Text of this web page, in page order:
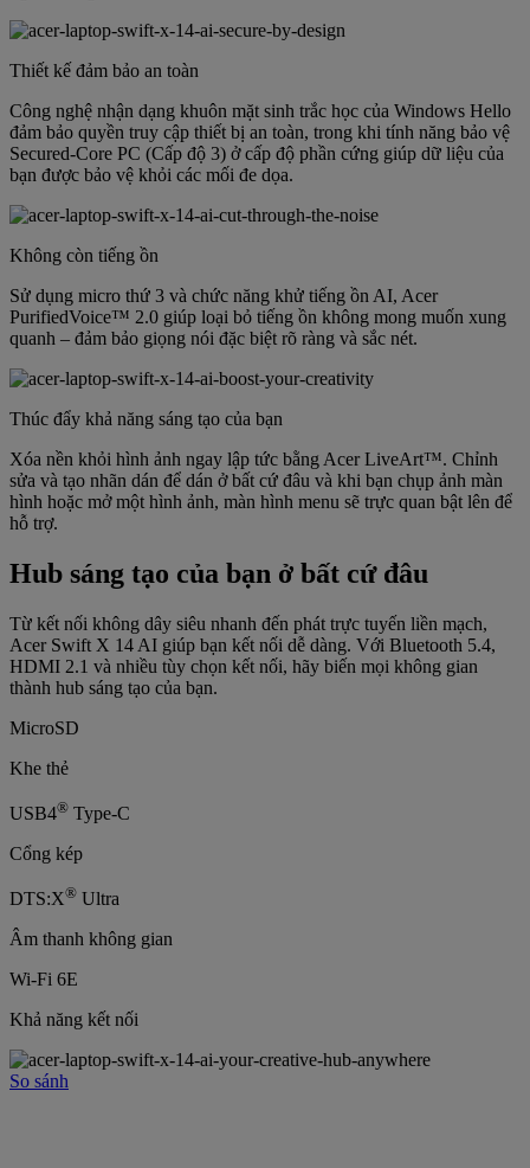
Thiết kế đảm bảo an toàn
Công nghệ nhận dạng khuôn mặt sinh trắc học của Windows Hello
đảm bảo quyền truy cập thiết bị an toàn, trong khi tính năng bảo vệ
Secured-Core PC (Cấp độ 3) ở cấp độ phần cứng giúp dữ liệu của
bạn được bảo vệ khỏi các mối đe dọa.
Không còn tiếng ồn
Sử dụng micro thứ 3 và chức năng khử tiếng ồn AI, Acer
PurifiedVoice™ 2.0 giúp loại bỏ tiếng ồn không mong muốn xung
quanh – đảm bảo giọng nói đặc biệt rõ ràng và sắc nét.
Thúc đẩy khả năng sáng tạo của bạn
Xóa nền khỏi hình ảnh ngay lập tức bằng Acer LiveArt™. Chỉnh
sửa và tạo nhãn dán để dán ở bất cứ đâu và khi bạn chụp ảnh màn
hình hoặc mở một hình ảnh, màn hình menu sẽ trực quan bật lên để
hỗ trợ.
Hub sáng tạo của bạn ở bất cứ đâu
Từ kết nối không dây siêu nhanh đến phát trực tuyến liền mạch,
Acer Swift X 14 AI giúp bạn kết nối dễ dàng. Với Bluetooth 5.4,
HDMI 2.1 và nhiều tùy chọn kết nối, hãy biến mọi không gian
thành hub sáng tạo của bạn.
MicroSD
Khe thẻ
USB4® Type-C
Cổng kép
DTS:X® Ultra
Âm thanh không gian
Wi-Fi 6E
Khả năng kết nối
So sánh